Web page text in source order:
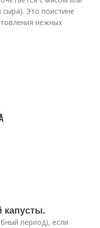
Это поистине
нежных
капусты.
период), если